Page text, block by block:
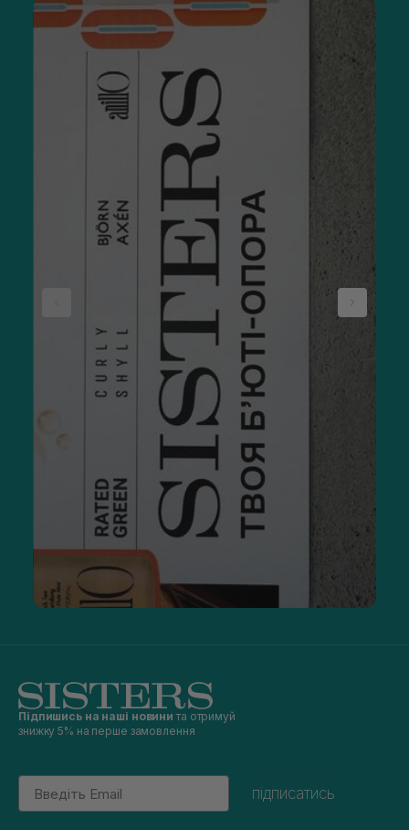
Підпишись на наші новини та отримуй
знижку 5% на перше замовлення
Email
підписатись